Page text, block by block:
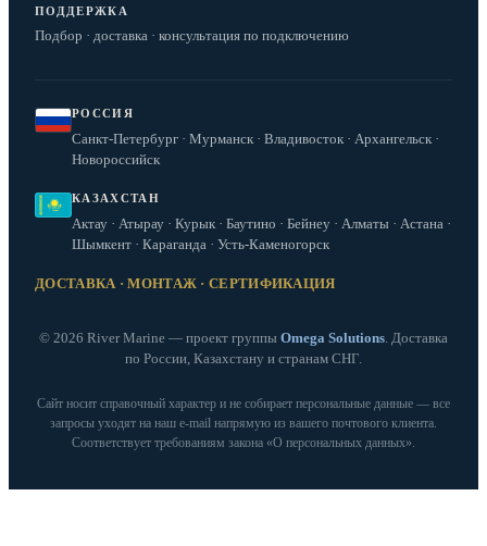
ПОДДЕРЖКА
Подбор · доставка · консультация по подключению
РОССИЯ
Санкт-Петербург · Мурманск · Владивосток · Архангельск ·
Новороссийск
КАЗАХСТАН
Актау · Атырау · Курык · Баутино · Бейнеу · Алматы · Астана ·
Шымкент · Караганда · Усть-Каменогорск
ДОСТАВКА · МОНТАЖ · СЕРТИФИКАЦИЯ
© 2026 River Marine — проект группы Omega Solutions. Доставка
по России, Казахстану и странам СНГ.
Сайт носит справочный характер и не собирает персональные данные — все
запросы уходят на наш e‑mail напрямую из вашего почтового клиента.
Соответствует требованиям закона «О персональных данных».